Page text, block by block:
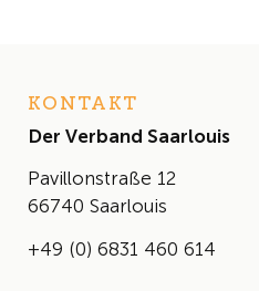
KONTAKT
Der Verband Saarlouis
Pavillonstraße 12
66740 Saarlouis
+49 (0) 6831 460 614